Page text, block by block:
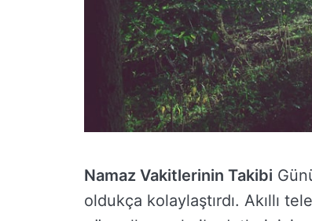
Namaz Vakitlerinin Takibi
oldukça kolaylaştırdı. Akıllı